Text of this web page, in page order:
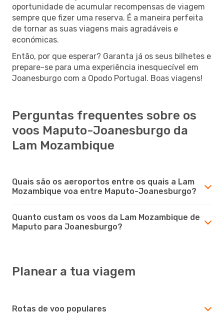
oportunidade de acumular recompensas de viagem
sempre que fizer uma reserva. É a maneira perfeita
de tornar as suas viagens mais agradáveis e
económicas.
Então, por que esperar? Garanta já os seus bilhetes e
prepare-se para uma experiência inesquecível em
Joanesburgo com a Opodo Portugal. Boas viagens!
Perguntas frequentes sobre os
voos Maputo-Joanesburgo da
Lam Mozambique
Quais são os aeroportos entre os quais a Lam
Mozambique voa entre Maputo-Joanesburgo?
Quanto custam os voos da Lam Mozambique de
Maputo para Joanesburgo?
Planear a tua viagem
Rotas de voo populares